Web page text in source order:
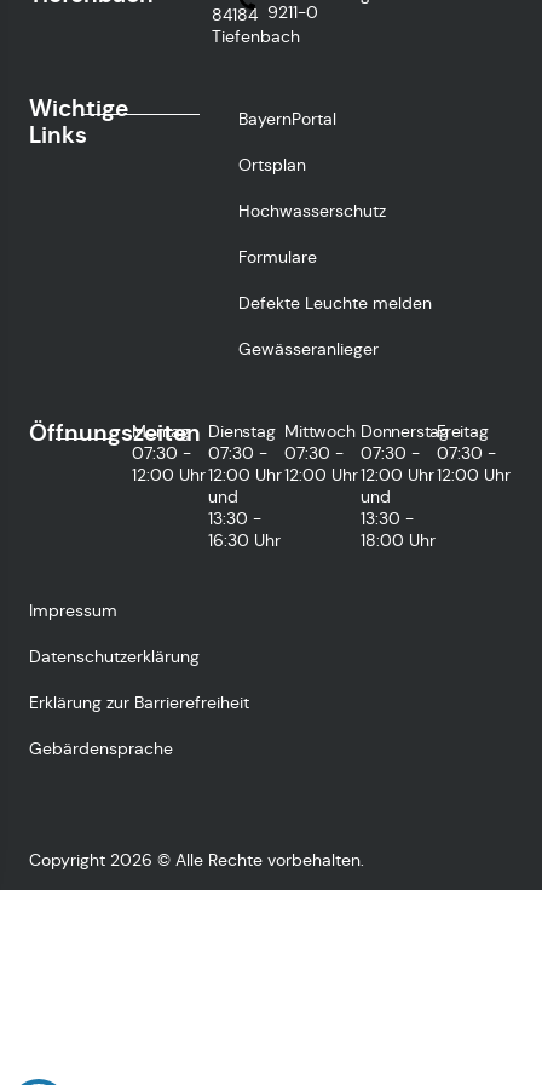
84184
Tiefenbach
9211-0
Wichtige
Links
BayernPortal
Ortsplan
Hochwasserschutz
Formulare
Defekte Leuchte melden
Gewässeranlieger
Öffnungszeiten
Montag
07:30 -
12:00 Uhr
Dienstag
07:30 -
12:00 Uhr
und
13:30 -
16:30 Uhr
Mittwoch
07:30 -
12:00 Uhr
Donnerstag
07:30 -
12:00 Uhr
und
13:30 -
18:00 Uhr
Freitag
07:30 -
12:00 Uhr
Impressum
Datenschutzerklärung
Erklärung zur Barrierefreiheit
Gebärdensprache
Copyright 2026 © Alle Rechte vorbehalten.